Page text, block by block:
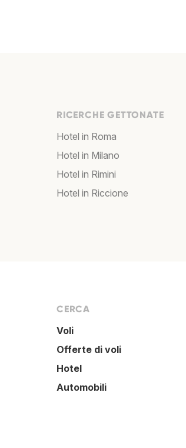
RICERCHE GETTONATE
Hotel in Roma
Hotel in Milano
Hotel in Rimini
Hotel in Riccione
CERCA
Voli
Offerte di voli
Hotel
Automobili